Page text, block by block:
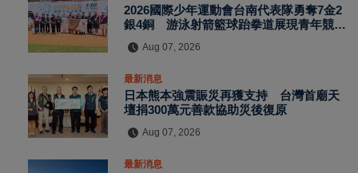
2026國際少年運動會台南代表隊勇奪7金2
銀4銅 游泳射箭籃球跆拳道展現青年競技
Aug 07, 2026
最新消息
日本熊本強震賑災再獲支持 台灣首廟天
壇捐300萬元善款協助災後復原
Aug 07, 2026
最新消息